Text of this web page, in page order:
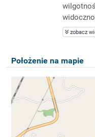
zobacz
Położenie na mapie